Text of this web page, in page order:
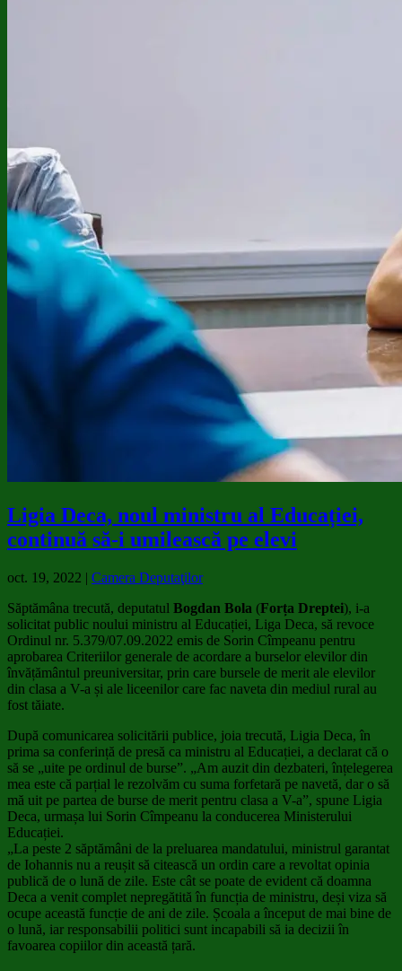
Ligia Deca, noul ministru al Educației,
continuă să-i umilească pe elevi
oct. 19, 2022 | Camera Deputaţilor
Săptămâna trecută, deputatul Bogdan Bola (Forța Dreptei), i-a
solicitat public noului ministru al Educației, Liga Deca, să revoce
Ordinul nr. 5.379/07.09.2022 emis de Sorin Cîmpeanu pentru
aprobarea Criteriilor generale de acordare a burselor elevilor din
învățământul preuniversitar, prin care bursele de merit ale elevilor
din clasa a V-a și ale liceenilor care fac naveta din mediul rural au
fost tăiate.
După comunicarea solicitării publice, joia trecută, Ligia Deca, în
prima sa conferință de presă ca ministru al Educației, a declarat că o
să se „uite pe ordinul de burse”. „Am auzit din dezbateri, înțelegerea
mea este că parțial le rezolvăm cu suma forfetară pe navetă, dar o să
mă uit pe partea de burse de merit pentru clasa a V-a”, spune Ligia
Deca, urmașa lui Sorin Cîmpeanu la conducerea Ministerului
Educației.
„La peste 2 săptămâni de la preluarea mandatului, ministrul garantat
de Iohannis nu a reușit să citească un ordin care a revoltat opinia
publică de o lună de zile. Este cât se poate de evident că doamna
Deca a venit complet nepregătită în funcția de ministru, deși viza să
ocupe această funcție de ani de zile. Școala a început de mai bine de
o lună, iar responsabilii politici sunt incapabili să ia decizii în
favoarea copiilor din această țară.